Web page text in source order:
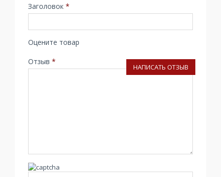
Заголовок *
Оцените товар
Отзыв *
НАПИСАТЬ ОТЗЫВ